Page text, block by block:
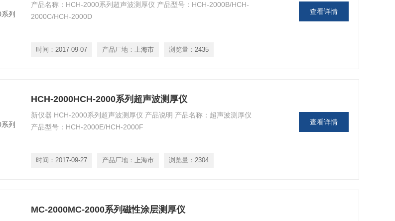
产品名称：HCH-2000系列超声波测厚仪 产品型号：HCH-2000B/HCH-
2000C/HCH-2000D
时间： 2017-09-07 产品厂地： 上海市 浏览量： 2435
查看详情
HCH-2000HCH-2000系列超声波测厚仪
新仪器 HCH-2000系列超声波测厚仪 产品说明 产品名称：超声波测厚仪
产品型号：HCH-2000E/HCH-2000F
时间： 2017-09-27 产品厂地： 上海市 浏览量： 2304
查看详情
MC-2000MC-2000系列磁性涂层测厚仪